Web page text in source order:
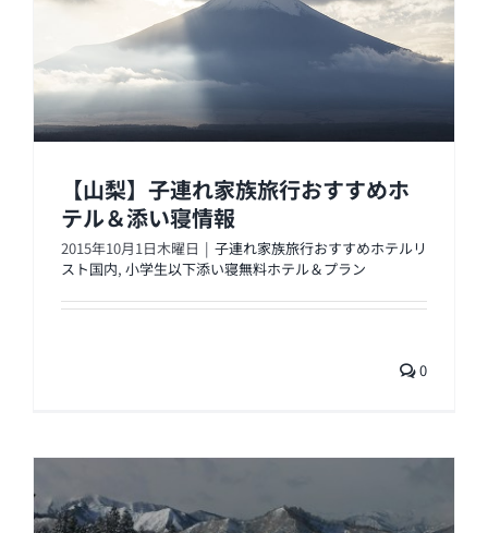
【山梨】子連れ家族旅行おすすめホ
テル＆添い寝情報
2015年10月1日木曜日 | 子連れ家族旅行おすすめホテルリ
スト国内, 小学生以下添い寝無料ホテル＆プラン
0